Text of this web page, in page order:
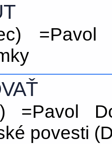
=Pavol
povesti